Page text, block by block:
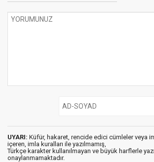
UYARI: Küfür, hakaret, rencide edici cümleler veya
içeren, imla kuralları ile yazılmamış,
Türkçe karakter kullanılmayan ve büyük harflerle
onaylanmamaktadır.